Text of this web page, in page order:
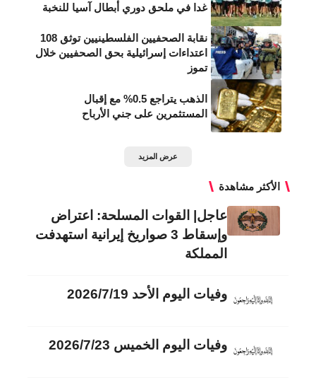
غدا في ملحق دوري أبطال آسيا للنخبة
نقابة الصحفيين الفلسطينيين توثق 108
اعتداءات إسرائيلية بحق الصحفيين خلال
تموز
الذهب يتراجع 0.5% مع إقبال
المستثمرين على جني الأرباح
عرض المزيد
الأكثر مشاهدة
عاجل| القوات المسلحة: اعتراض
وإسقاط 3 صواريخ إيرانية استهدفت
المملكة
وفيات اليوم الأحد 2026/7/19
وفيات اليوم الخميس 2026/7/23